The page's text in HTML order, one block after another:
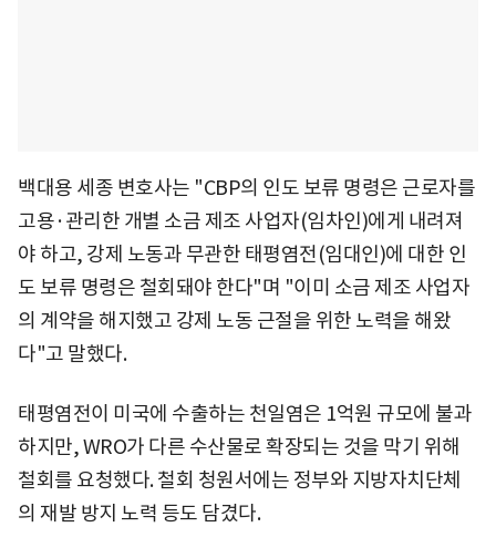
백대용 세종 변호사는 "CBP의 인도 보류 명령은 근로자를
고용·관리한 개별 소금 제조 사업자(임차인)에게 내려져
야 하고, 강제 노동과 무관한 태평염전(임대인)에 대한 인
도 보류 명령은 철회돼야 한다"며 "이미 소금 제조 사업자
의 계약을 해지했고 강제 노동 근절을 위한 노력을 해왔
다"고 말했다.
태평염전이 미국에 수출하는 천일염은 1억원 규모에 불과
하지만, WRO가 다른 수산물로 확장되는 것을 막기 위해
철회를 요청했다. 철회 청원서에는 정부와 지방자치단체
의 재발 방지 노력 등도 담겼다.